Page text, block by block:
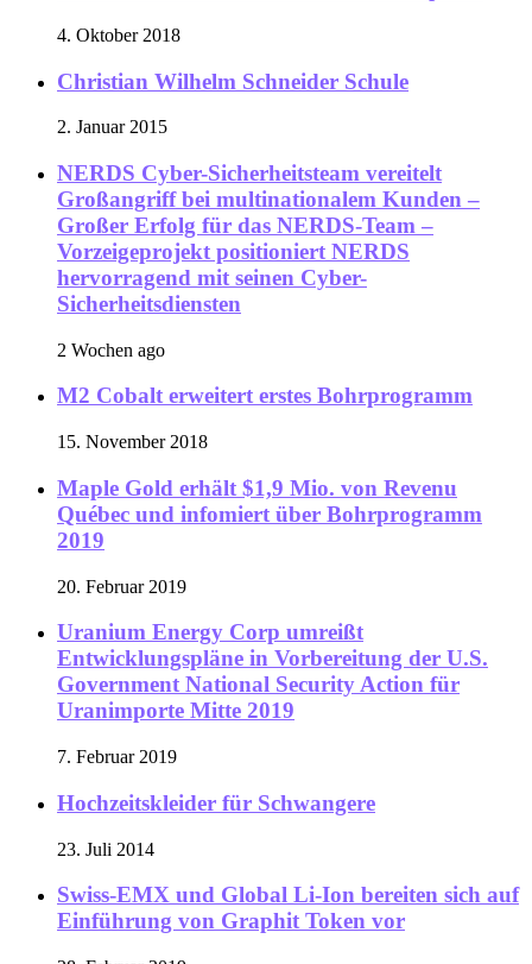
4. Oktober 2018
Christian Wilhelm Schneider Schule
2. Januar 2015
NERDS Cyber-Sicherheitsteam vereitelt
Großangriff bei multinationalem Kunden –
Großer Erfolg für das NERDS-Team –
Vorzeigeprojekt positioniert NERDS
hervorragend mit seinen Cyber-
Sicherheitsdiensten
2 Wochen ago
M2 Cobalt erweitert erstes Bohrprogramm
15. November 2018
Maple Gold erhält $1,9 Mio. von Revenu
Québec und infomiert über Bohrprogramm
2019
20. Februar 2019
Uranium Energy Corp umreißt
Entwicklungspläne in Vorbereitung der U.S.
Government National Security Action für
Uranimporte Mitte 2019
7. Februar 2019
Hochzeitskleider für Schwangere
23. Juli 2014
Swiss-EMX und Global Li-Ion bereiten sich auf
Einführung von Graphit Token vor